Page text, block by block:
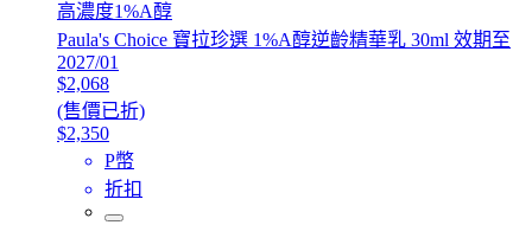
高濃度1%A醇
Paula's Choice 寶拉珍選 1%A醇逆齡精華乳 30ml 效期至
2027/01
$2,068
(售價已折)
$2,350
P幣
折扣